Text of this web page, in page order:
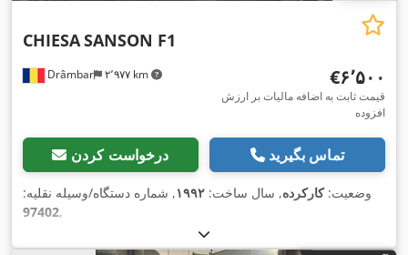
Drâmbar ۲٬۹۷۷ km
CHIESASANSON F1
‎€۶٬۵۰۰
قیمت ثابت به اضافه مالیات بر ارزش
افزوده
درخواست کردن تماس بگیرید
وضعیت:کارکرده, سال ساخت: ۱۹۹۲, شماره دستگاه/وسیله نقلیه:
97402,